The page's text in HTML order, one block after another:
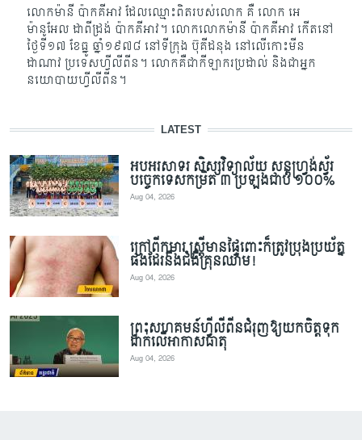
លោកម៉ានី ប៉ាកគីអាវ ដែលឈ្មោះពិតរបស់លោក គឺ លោក អេ
ម៉ានូអែល ដាពីដ្រង់ ប៉ាកគីអាវ។ លោកលោកម៉ានី ប៉ាកគីអាវ កើតនៅ
ថ្ងៃទី១៧ ខែធ្នូ ឆ្នាំ១៩៧៨ នៅទីក្រុង ប៊ុគីដនុង នៅលើកោះមីន
ដាណាវ ប្រទេសហ្វីលីពីន។ លោកគឺជាកីឡាករប្រដាល់ និងជាអ្នក​
នយោបាយ​ហ្វីលីពីន។
LATEST
អបអរសាទរ សិស្សវិទ្យាល័យ សន្តហ្វ្រង់ស្វ័រ
បច្ចេកទេសកម្រិត ៣ ប្រឡងជាប់ ១០០%
Aug 04, 2026
ក្រៅពីកុមារ ស្ត្រីមានផ្ទៃពោះក៏ត្រូវប្រុងប្រយ័ត្ន
ផងដែរនឹងជំងឺគ្រុនឈាម!
Aug 04, 2026
ព្រះសហគមន៍ហ្វីលីពីនជំរុញឱ្យយកចិត្តទុក
ដាក់លើអាកាសធាតុ
Aug 04, 2026